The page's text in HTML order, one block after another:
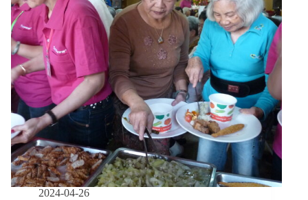
如
何
卸
下》
下
而
上
理
解
世
界、
擁
有
特
殊
興
趣、
2024-04-26